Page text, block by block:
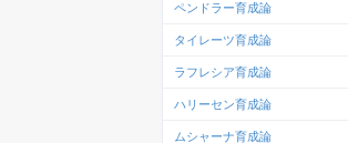
ペンドラー育成論
タイレーツ育成論
ラフレシア育成論
ハリーセン育成論
ムシャーナ育成論